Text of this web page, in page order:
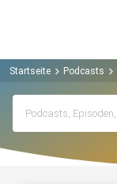
Startseite Podcasts